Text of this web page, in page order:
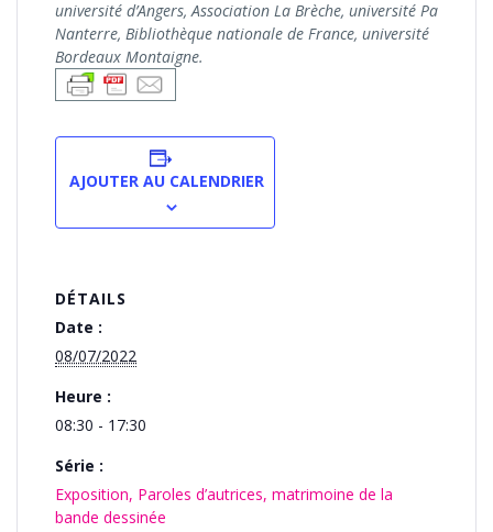
université d’Angers, Association La Brèche, université Paris
Nanterre, Bibliothèque nationale de France, université
Bordeaux Montaigne.
AJOUTER AU CALENDRIER
DÉTAILS
Date :
08/07/2022
Heure :
08:30 - 17:30
Série :
Exposition, Paroles d’autrices, matrimoine de la
bande dessinée